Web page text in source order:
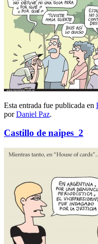
Esta entrada fue publicada en
porDaniel Paz.
Castillo de naipes_2